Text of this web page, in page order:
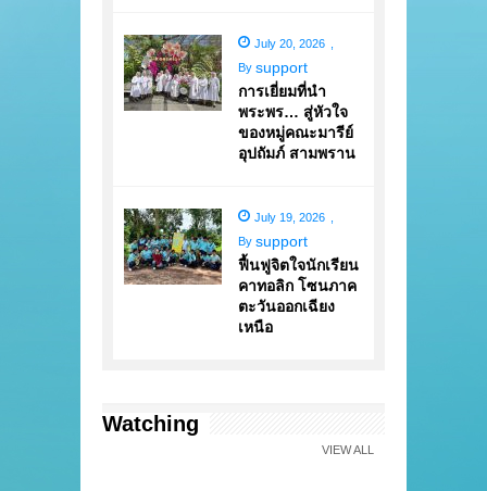
July 20, 2026
By support
การเยี่ยมที่นำ
พระพร… สู่หัวใจ
ของหมู่คณะมารีย์
อุปถัมภ์ สามพราน
July 19, 2026
By support
ฟื้นฟูจิตใจนักเรียน
คาทอลิก โซนภาค
ตะวันออกเฉียง
เหนือ
Watching
VIEW ALL